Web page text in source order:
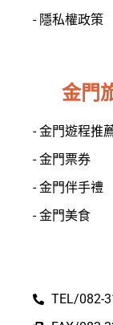
- 隱私權政策
金門
- 金門遊程推
- 金門票券
- 金門伴手禮
- 金門美食
TEL/082-